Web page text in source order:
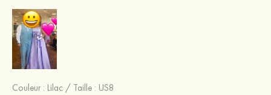
Couleur : Lilac / Taille : US8